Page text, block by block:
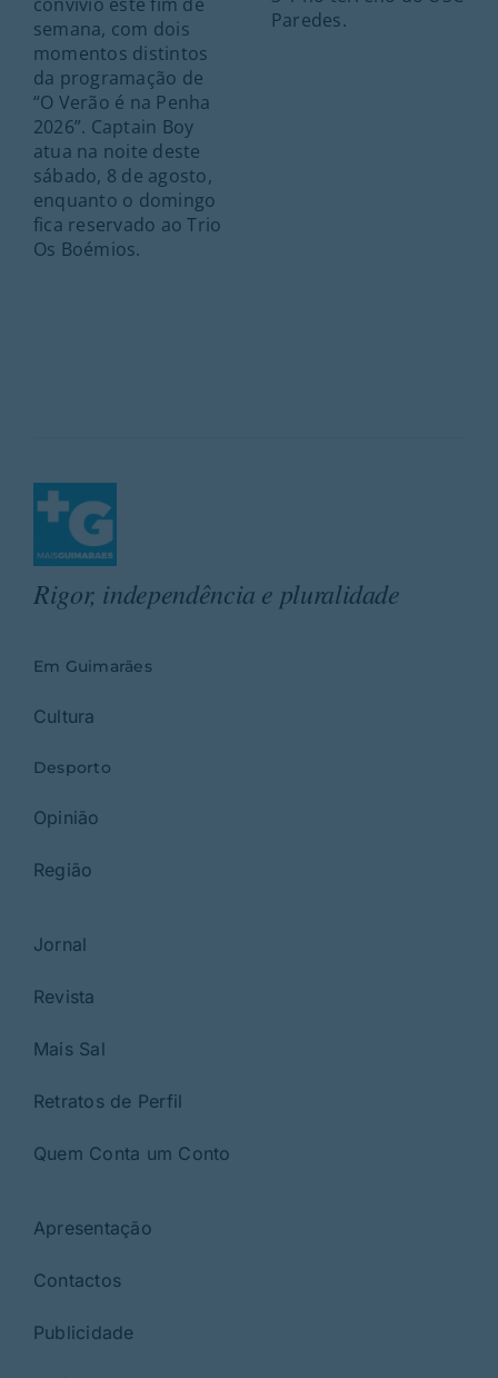
semana, com dois
momentos distintos
da programação de
“O Verão é na Penha
2026”. Captain Boy
atua na noite deste
sábado, 8 de agosto,
enquanto o domingo
fica reservado ao Trio
Os Boémios.
Paredes.
Rigor, independência e pluralidade
Em Guimarães
Cultura
Desporto
Opinião
Região
Jornal
Revista
Mais Sal
Retratos de Perfil
Quem Conta um Conto
Apresentação
Contactos
Publicidade